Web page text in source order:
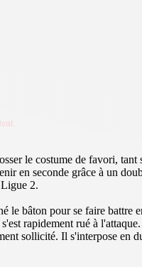
le costume de favori, tant
en seconde grâce à un
2.
le bâton pour se faire battre
rapidement rué à
sollicité. Il s'interpose en